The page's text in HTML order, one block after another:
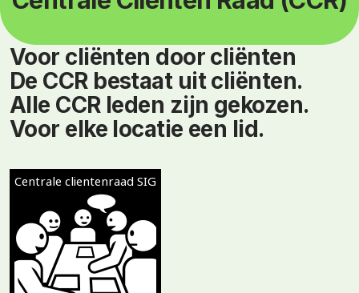
Voor cliënten door cliënten
De CCR bestaat uit cliënten.
Alle CCR leden zijn gekozen.
Voor elke locatie een lid.